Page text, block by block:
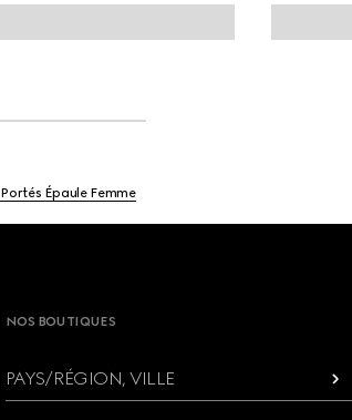
Portés Épaule Femme
NOS BOUTIQUES
PAYS/RÉGION, VILLE